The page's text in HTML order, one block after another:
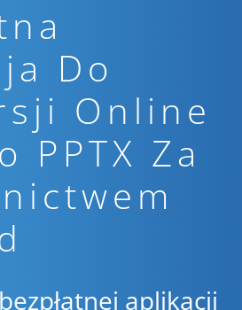
Do
Online
PPTX Za
aplikacji